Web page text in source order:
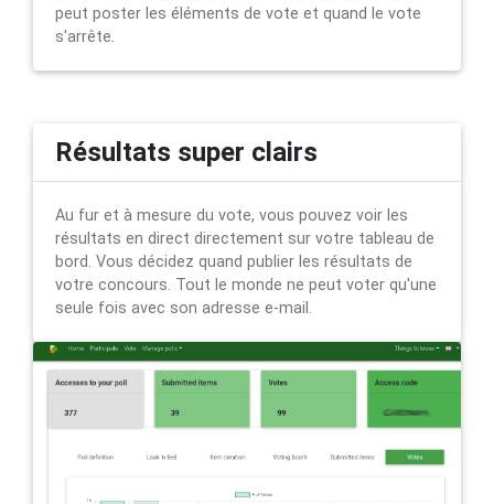
peut poster les éléments de vote et quand le vote
s'arrête.
Résultats super clairs
Au fur et à mesure du vote, vous pouvez voir les
résultats en direct directement sur votre tableau de
bord. Vous décidez quand publier les résultats de
votre concours. Tout le monde ne peut voter qu'une
seule fois avec son adresse e-mail.